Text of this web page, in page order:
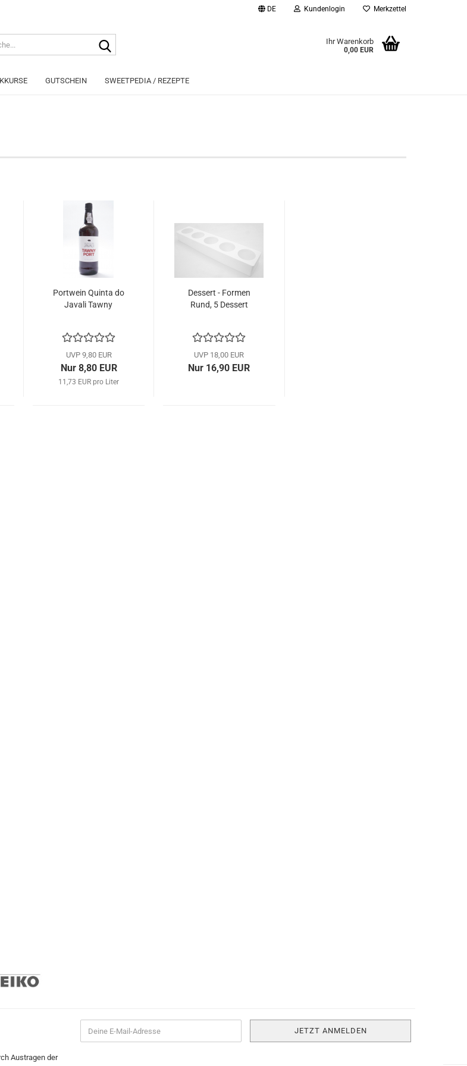
DE Kundenlogin Merkzettel
Ihr Warenkorb
0,00 EUR
GUTSCHEIN SWEETPEDIA / REZEPTE
Portwein Quinta do
Javali Tawny
UVP 9,80 EUR
Nur 8,80 EUR
11,73 EUR pro Liter
Dessert - Formen
Rund, 5 Dessert
UVP 18,00 EUR
Nur 16,90 EUR
Austragen der